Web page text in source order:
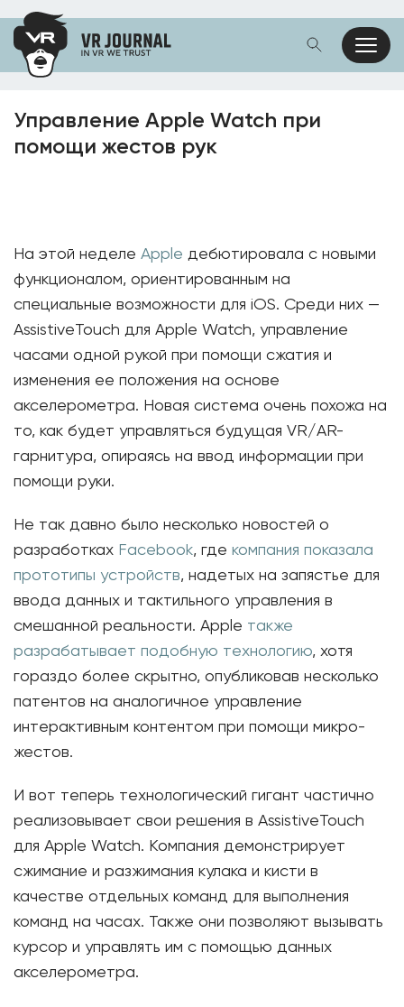
Управление Apple Watch при
помощи жестов рук
На этой неделе Apple дебютировала с новыми
функционалом, ориентированным на
специальные возможности для iOS. Среди них —
AssistiveTouch для Apple Watch, управление
часами одной рукой при помощи сжатия и
изменения ее положения на основе
акселерометра. Новая система очень похожа на
то, как будет управляться будущая VR/AR-
гарнитура, опираясь на ввод информации при
помощи руки.
Не так давно было несколько новостей о
разработках Facebook, где компания показала
прототипы устройств, надетых на запястье для
ввода данных и тактильного управления в
смешанной реальности. Apple также
разрабатывает подобную технологию, хотя
гораздо более скрытно, опубликовав несколько
патентов на аналогичное управление
интерактивным контентом при помощи микро-
жестов.
И вот теперь технологический гигант частично
реализовывает свои решения в AssistiveTouch
для Apple Watch. Компания демонстрирует
сжимание и разжимания кулака и кисти в
качестве отдельных команд для выполнения
команд на часах. Также они позволяют вызывать
курсор и управлять им с помощью данных
акселерометра.